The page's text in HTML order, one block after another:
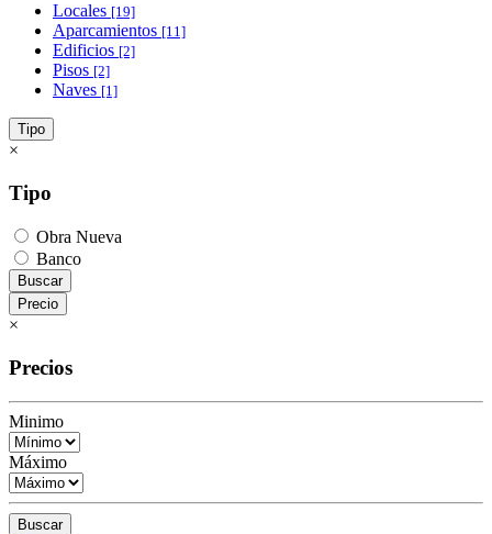
Locales [19]
Aparcamientos [11]
Edificios [2]
Pisos [2]
Naves [1]
Tipo
×
Tipo
Obra Nueva
Banco
Buscar
Precio
×
Precios
Minimo
Máximo
Buscar